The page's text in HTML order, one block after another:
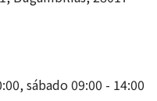
sábado 09:00 - 14:00